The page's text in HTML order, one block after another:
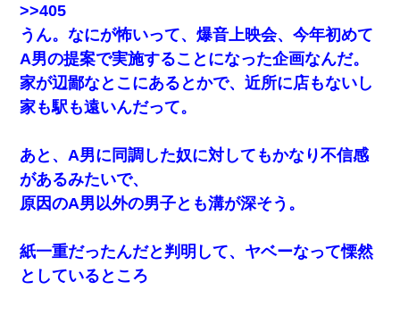
【不幸な結婚式】新郎親族「ブスのくせにドレスなんか着ちゃっ
てさ～ほんと恥ずかしいわよね～（大声」新郎両親「！！！（土
下座」→ 結果・・・
200万を貸したコウトから、追加で400万の申し込み、私「無理。
義弟より娘たちが大事」旦那「娘たちが成人したら別れよう」私
妊娠中に「おいこのブタ女！てめー席譲れ！」と絡まれ腹を殴る
真似された。泣きながら夫に話すと一年後に…
わけないでしょｗｗｗｗ」→ 理由を話したら泣き出して・・私
（あまりにも希望通り）
>>405
うん。なにが怖いって、爆音上映会、今年初めて
A男の提案で実施することになった企画なんだ。
家が辺鄙なとこにあるとかで、近所に店もないし
家も駅も遠いんだって。
あと、A男に同調した奴に対してもかなり不信感
があるみたいで、
原因のA男以外の男子とも溝が深そう。
紙一重だったんだと判明して、ヤベーなって慄然
としているところ